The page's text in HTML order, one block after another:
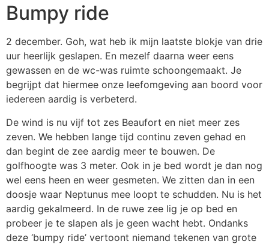
Bumpy ride
2 december. Goh, wat heb ik mijn laatste blokje van drie
uur heerlijk geslapen. En mezelf daarna weer eens
gewassen en de wc-was ruimte schoongemaakt. Je
begrijpt dat hiermee onze leefomgeving aan boord voor
iedereen aardig is verbeterd.
De wind is nu vijf tot zes Beaufort en niet meer zes
zeven. We hebben lange tijd continu zeven gehad en
dan begint de zee aardig meer te bouwen. De
golfhoogte was 3 meter. Ook in je bed wordt je dan nog
wel eens heen en weer gesmeten. We zitten dan in een
doosje waar Neptunus mee loopt te schudden. Nu is het
aardig gekalmeerd. In de ruwe zee lig je op bed en
probeer je te slapen als je geen wacht hebt. Ondanks
deze ‘bumpy ride’ vertoont niemand tekenen van grote